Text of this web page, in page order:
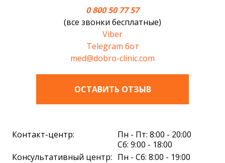
0 800 50 77 57
(все звонки бесплатные)
Viber
Telegram бот
med@dobro-clinic.com
ОСТАВИТЬ ОТЗЫВ
Контакт-центр:
Пн - Пт: 8:00 - 20:00
Сб: 9:00 - 18:00
Консультативный центр: Пн - Сб: 8:00 - 19:00